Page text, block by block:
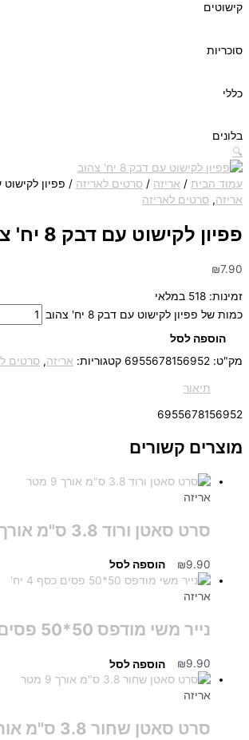
קישוטים
סוכריות
כללי
בלונים
🔍
עמוד הבית / אריזה / סרטים לאריזה / פפיון לקישוט עם
אריזה, סרטים לאריזה
פפיון לקישוט עם דבק 8 יח' צהוב
₪7.90
זמינות: 518 במלאי
כמות של פפיון לקישוט עם דבק 8 יח' צהוב
הוספה לסל
מק"ט: 6955678156952 קטגוריות: אריזה, סרטים
תיאור
6955678156952
מוצרים קשורים
אריזה
סרט סאטן ורוד 3.8 ס"מ אורך 9 מטר
₪9.90 הוספה לסל
אריזה
נייר משי מודפס 50*50 פסים כסף 4 יח'
₪9.90 הוספה לסל
אריזה
סרט סאטן שחור 3.8 ס"מ אורך 9 מטר